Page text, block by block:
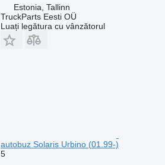
Estonia, Tallinn
TruckParts Eesti OÜ
Luați legătura cu vânzătorul
autobuz Solaris Urbino (01.99-)
5